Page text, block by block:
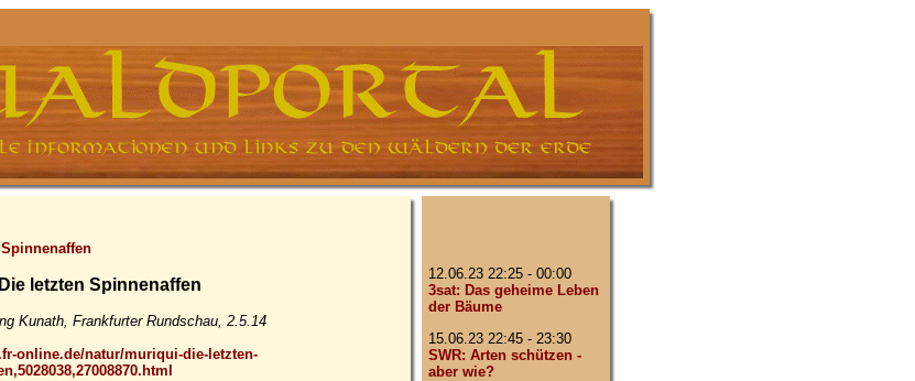
letzten Spinnenaffen
Kunath, Frankfurter Rundschau, 2.5.14
online.de/natur/muriqui-die-letzten-
12.06.23 22:25 - 00:00
3sat: Das geheime Leben
der Bäume
15.06.23 22:45 - 23:30
SWR: Arten schützen -
aber wie?